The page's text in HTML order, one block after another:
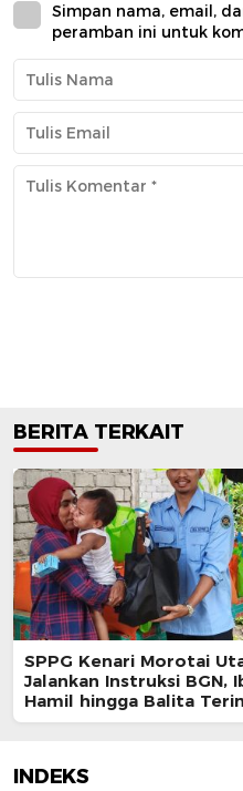
Simpan nama, email,
peramban ini untuk
BERITA TERKAIT
SPPG Kenari Morotai
Jalankan Instruksi BGN,
Hamil hingga Balita
Makanan Bergizi Gratis
INDEKS